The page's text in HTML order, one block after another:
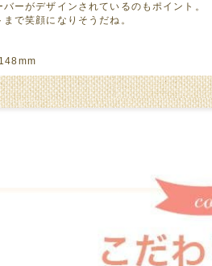
ーがデザインされているのもポイント。
で笑顔になりそうだね。